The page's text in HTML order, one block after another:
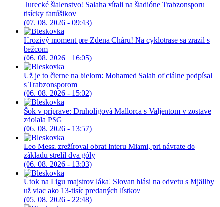
Turecké šialenstvo! Salaha vítali na štadióne Trabzonsporu
tisícky fanúšikov
(07. 08. 2026 - 09:43)
Hrozivý moment pre Zdena Cháru! Na cyklotrase sa zrazil s
bežcom
(06. 08. 2026 - 16:05)
Už je to čierne na bielom: Mohamed Salah oficiálne podpísal
s Trabzonsporom
(06. 08. 2026 - 15:02)
Šok v príprave: Druholigová Mallorca s Valjentom v zostave
zdolala PSG
(06. 08. 2026 - 13:57)
Leo Messi zrežíroval obrat Interu Miami, pri návrate do
základu strelil dva góly
(06. 08. 2026 - 13:03)
Útok na Ligu majstrov láka! Slovan hlási na odvetu s Mjällby
už viac ako 13-tisíc predaných lístkov
(05. 08. 2026 - 22:48)